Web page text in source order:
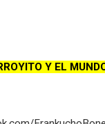
Y EL